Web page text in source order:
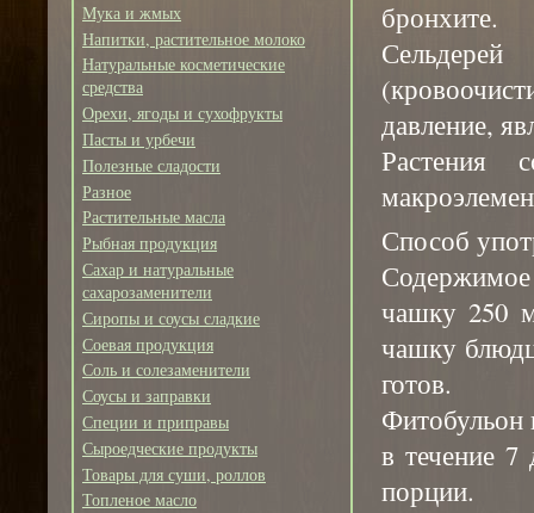
Мука и жмых
Напитки, растительное молоко
Натуральные косметические
средства
Орехи, ягоды и сухофрукты
Пасты и урбечи
Полезные сладости
Разное
Растительные масла
Рыбная продукция
Сахар и натуральные
сахарозаменители
Сиропы и соусы сладкие
Соевая продукция
Соль и солезаменители
Соусы и заправки
Специи и приправы
Сыроедческие продукты
Товары для суши, роллов
Топленое масло
бронхите.
давление,
Способ
Содержимое
чашку 250
чашку
готов.
Фитобульон
в течение 7
порции.